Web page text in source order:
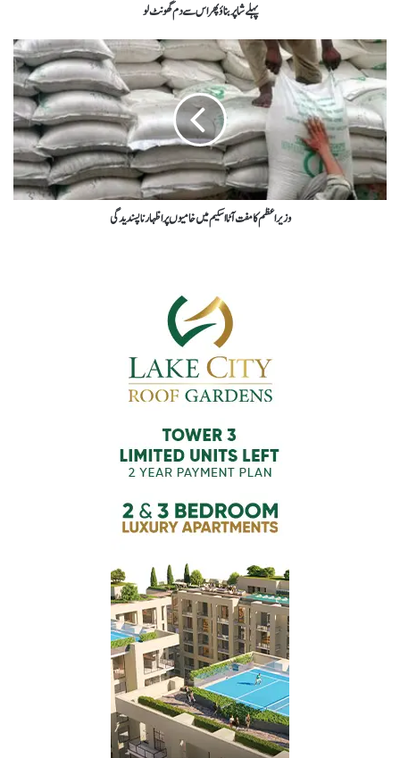
پہلے شاپر بناؤ پھر اس سے دم گھونٹ لو
وزیراعظم کا مفت آٹا اسکیم میں خامیوں پر اظہار ناپسندیدگی